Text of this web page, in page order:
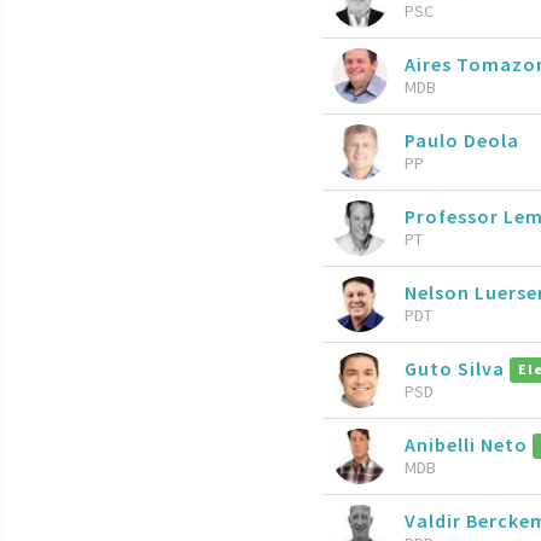
PSC
Aires
MDB
Paulo Deola
PP
Professor
PT
Nelson
PDT
Guto Silva
PSD
Anibelli Neto
MDB
Valdir